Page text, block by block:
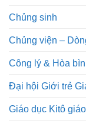
Chủng sinh
Chủng viện –
Công lý & Hòa
Đại hội Giới trẻ
Giáo dục Kitô giáo